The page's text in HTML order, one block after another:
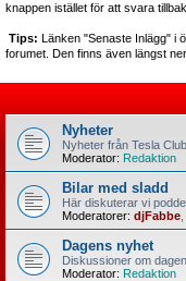
knappen istället för att svara
Tips: Länken "Senaste Inlägg" i
forumet. Den finns även längst
Nyheter
Nyheter från Tesla
Moderator: Redaktion
Bilar med sladd
Här diskuterar vi
Moderatorer: djFabbe
Dagens nyhet
Diskussioner om
Moderator: Redaktion